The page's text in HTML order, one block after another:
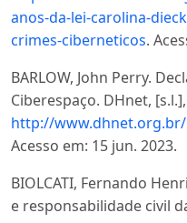
anos-da-lei-carolina-
crimes-ciberneticos.
BARLOW, John Perry.
Ciberespaço. DHnet,
http://
Acesso em: 15 jun. 2023.
BIOLCATI, Fernando
e responsabilidade civil